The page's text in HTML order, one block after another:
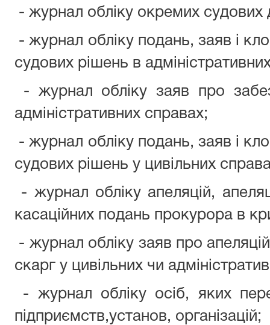
- журнал обліку окремих судових
- журнал обліку подань, заяв і
судових рішень в
- журнал обліку заяв про
адміністративних справах;
- журнал обліку подань, заяв і
судових рішень у цивільних
- журнал обліку апеляцій,
касаційних подань прокурора в
- журнал обліку заяв про
скарг у цивільних чи
- журнал обліку осіб, яких
підприємств,установ, організацій;